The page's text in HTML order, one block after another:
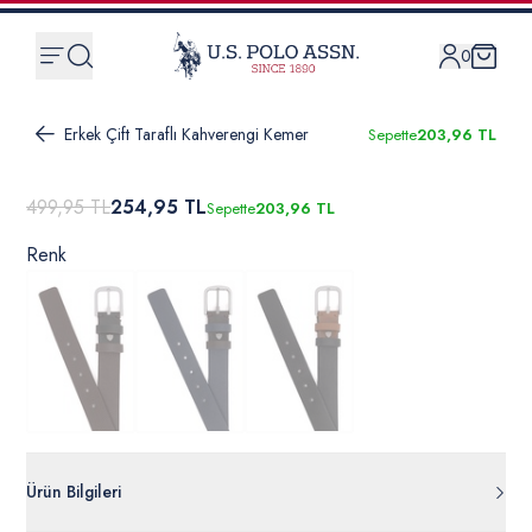
0
Erkek Çift Taraflı Kahverengi Kemer Sepette203,96 TL
499,95 TL254,95 TLSepette203,96 TL
Renk
Ürün Bilgileri